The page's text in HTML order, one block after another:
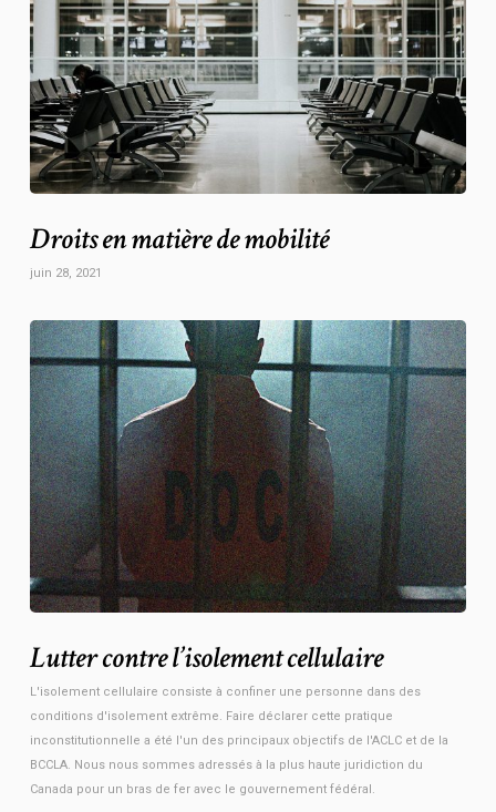
Droits en matière de mobilité
juin 28, 2021
Lutter contre l’isolement cellulaire
L'isolement cellulaire consiste à confiner une personne dans des
conditions d'isolement extrême. Faire déclarer cette pratique
inconstitutionnelle a été l'un des principaux objectifs de l'ACLC et de la
BCCLA. Nous nous sommes adressés à la plus haute juridiction du
Canada pour un bras de fer avec le gouvernement fédéral.